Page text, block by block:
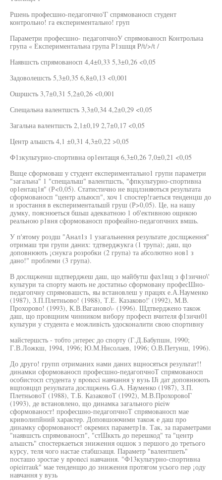
Ршень професшно-педагопчно'Г спрямованосп студент
контрольно! га експериментально! груп
Параметри професшно- педагопчноУ спрямованосп Контрольна
група « Експериментальна група Р1зшщя P/t/>/t /
Наявшсть спрямованосп 4,4±0,33 5,3±0,26 <0,05
Задоволешсть 5,3±0,35 6,8±0,13 <0,001
Ошршсть 3,7±0,31 5,2±0,26 <0,001
Спещальна валентшсть 3,3±0,34 4,2±0,29 <0,05
Загальна валентшсть 2,1±0,19 2,7±0,17 <0,05
Центр альшсть 4,1 ±0,31 4,3±0,22 >0,05
Ф1зкультурно-спортивна ор1ентащя 6,3±0,26 7,0±0,21 <0,05
Вшце сформоваш у студент експериментально1 групи параметри
"загальна" 1 "спещалыш" валентшсть, "фпкультурно-спортивна
ор1ентац1я" (Р<0,05). Статистично не вццлзняються результата
сформованосп "центр алыюсп", хоч 1 спостер!гаеться тенденцш до
и зростання в експериментальшй груш (Р>0,05). Це, на нашу
думку, пояснюеться бшьш адекватною 1 об'ективною ощнкою
реальною р1вня сформованосп профеайно-педагопчних вмшь.
У п'ятому роздш "Анал1з 1 узагальнення результате дослщження"
отримаш три групи даних: тдтверджукга (1 трупа); даш, що
доповнюють ¡снукга розробки (2 група) та абсолютно нов1 з
дано!" проблеми (3 група).
В дослщженш шдтверджеш даш, що майбутш фах1вщ з ф1зично\'
культури та спорту мають не достатньо сформовану професШно-
педагопчну спрямовашсть, яы встановлеш у працях е.А.Науменко
(1987), З.П.Плетньово! (1988), Т.Е. Казаково!' (1992), М.В.
Прохорово! (1993), К.В.Ваганово\- (1996). Шдтверджено також
даш, що провщним чинником вибору професп вчителя ф1зичн01
культури у студента е мoжливicть удосконалити свою спортивну
майстершсть - тобто ¡нтерес до спорту (Г.Д.Бабупшн, 1990;
Г.В.Ложкш, 1994, 1996; Ю.М.Ннсолаев, 1996; О.В.Петунш, 1996).
До друго! групп отриманих нами даних вщносяться результат!!
динамки сформованосп професшно-педагопчноТ спрямованосп
особистосп студента у nponeci навчання у вузь IJi дат доповнюють
вщповццп результата дослщжень G.A. Науменко (1987), З.П.
ПлетньовоТ (1988), Т.Б. КазаковоТ (1992), М.В.ПрохоровоГ
(1993), де встановлено, що динамка загального pieiw
сформованост! професшно-педагопчноТ спрямованосп мае
криволипйний характер. Доповшоючими також е даш про
динамку сформованост! окремих параметр1в. Так, за параметрами
"наявшсть спрямованосп", "стШккть до перешкод" та "центр
альшсть" спостеркаеться зниження оцшок з першого до третього
курсу, теля чого настае стабшзащя. Параметр "валентшеть"
посташо зростае у nponeci навчання. "Ф13культурно-спортивна
opieirrauk" мае тенденщю до зниження протягом усього пер ¡оду
навчання у вузь